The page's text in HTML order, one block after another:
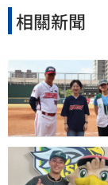
相關新聞